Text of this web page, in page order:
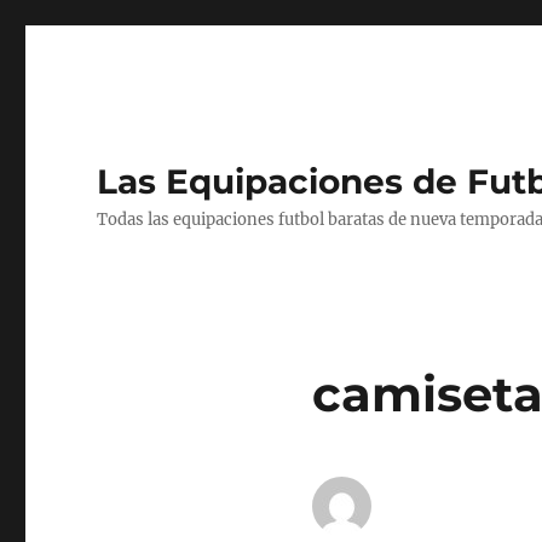
Las Equipaciones de
Todas las equipaciones futbol baratas de nueva